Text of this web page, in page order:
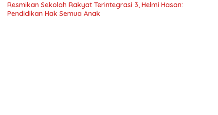
Resmikan Sekolah Rakyat Terintegrasi 3, Helmi Hasan:
Pendidikan Hak Semua Anak